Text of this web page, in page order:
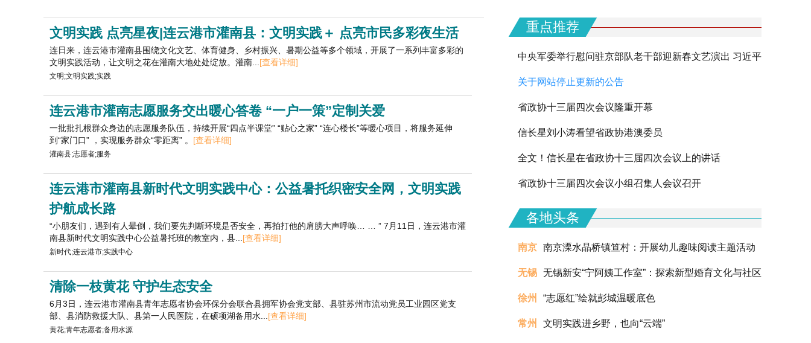
文明实践 点亮星夜|连云港市灌南县：文明实践＋ 点亮市民多彩夜生活
连日来，连云港市灌南县围绕文化文艺、体育健身、乡村振兴、暑期公益等多个领域，开展了一系列丰富多彩的
文明实践活动，让文明之花在灌南大地处处绽放。灌南... [查看详细]
文明;文明实践;实践
连云港市灌南志愿服务交出暖心答卷 “一户一策”定制关爱
一批批扎根群众身边的志愿服务队伍，持续开展“四点半课堂” “贴心之家” “连心楼长”等暖心项目，将服务延伸
到“家门口” ，实现服务群众“零距离” 。 [查看详细]
灌南县;志愿者;服务
连云港市灌南县新时代文明实践中心：公益暑托织密安全网，文明实践
护航成长路
“小朋友们，遇到有人晕倒，我们要先判断环境是否安全，再拍打他的肩膀大声呼唤… … ” 7月11日，连云港市灌
南县新时代文明实践中心公益暑托班的教室内，县... [查看详细]
新时代;连云港市;实践中心
清除一枝黄花 守护生态安全
6月3日，连云港市灌南县青年志愿者协会环保分会联合县拥军协会党支部、县驻苏州市流动党员工业园区党支
部、县消防救援大队、县第一人民医院，在硕项湖备用水... [查看详细]
黄花;青年志愿者;备用水源
重点推荐
中央军委举行慰问驻京部队老干部迎新春文艺演出 习近平
向全军老同志祝贺新春
关于网站停止更新的公告
省政协十三届四次会议隆重开幕
信长星刘小涛看望省政协港澳委员
全文！信长星在省政协十三届四次会议上的讲话
省政协十三届四次会议小组召集人会议召开
各地头条
南京 南京溧水晶桥镇笪村：开展幼儿趣味阅读主题活动
无锡 无锡新安“宁阿姨工作室”：探索新型婚育文化与社区
治理融合的创新实践
徐州 “志愿红”绘就彭城温暖底色
常州 文明实践进乡野，也向“云端”